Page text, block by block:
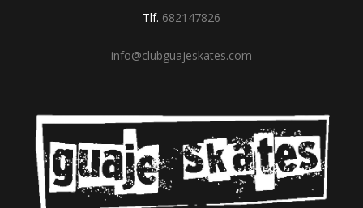
Tlf. 682147826
info@clubguajeskates.com